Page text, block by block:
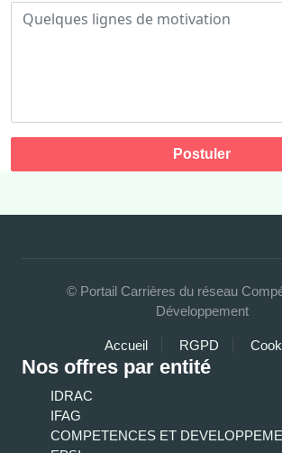
Postuler
© Portail Carrières du réseau
Développement
Accueil RGPD
Nos offres par entité
IDRAC
IFAG
COMPETENCES ET